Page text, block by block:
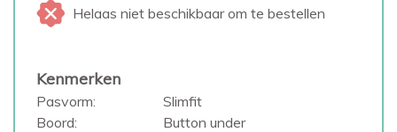
Helaas niet beschikbaar om te bestellen
Kenmerken
Pasvorm:
Slimfit
Boord:
Button under